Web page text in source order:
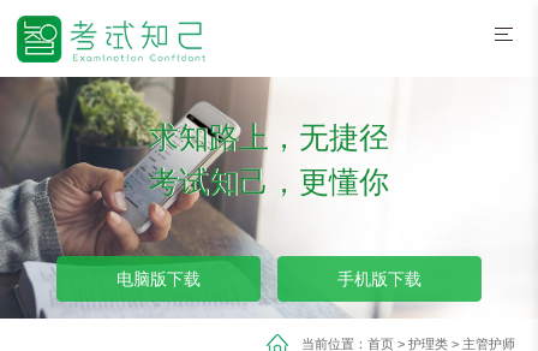
求知路上，无捷径
考试知己，更懂你
电脑版下载 手机版下载
当前位置： 首页> 护理类> 主管护师